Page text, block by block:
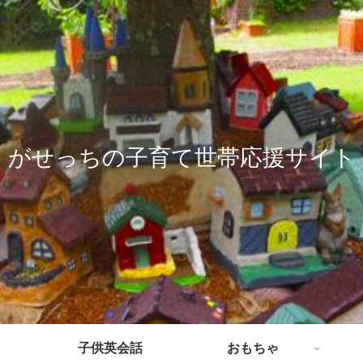
がせっちの子育て世帯応援サイト
子供英会話 おもちゃ